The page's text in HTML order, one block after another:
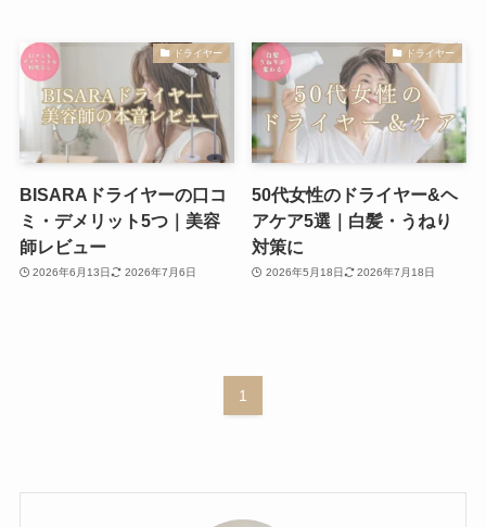
ドライヤー
BISARAドライヤーの口コ
ミ・デメリット5つ｜美容
師レビュー
2026年6月13日 2026年7月6日
ドライヤー
50代女性のドライヤー&ヘ
アケア5選｜白髪・うねり
対策に
2026年5月18日 2026年7月18日
1